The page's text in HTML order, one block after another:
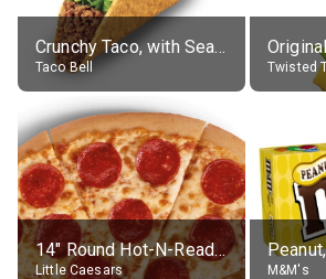
Crunchy Taco, with Seasoned Beef
Taco Bell Twisted
14" Round Hot-N-Ready Pepperoni Pizza
Little Caesars M&M's